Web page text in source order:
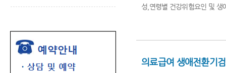
성,연령별 건강위험요인 및 생
의료급여 생애전환기